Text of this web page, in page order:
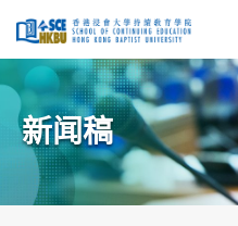
内
始
新闻稿